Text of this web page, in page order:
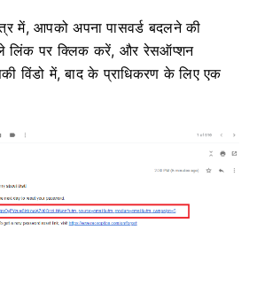
में, आपको अपना पासवर्ड बदलने की
लिंक पर क्लिक करें, और रेसऑप्शन
विंडो में, बाद के प्राधिकरण के लिए एक